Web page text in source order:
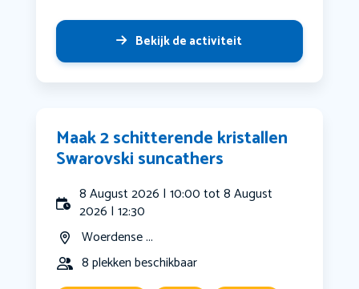
Bekijk de activiteit
Maak 2 schitterende kristallen
Swarovski suncathers
8 August 2026 | 10:00 tot 8 August
2026 | 12:30
Woerdense ...
8 plekken beschikbaar